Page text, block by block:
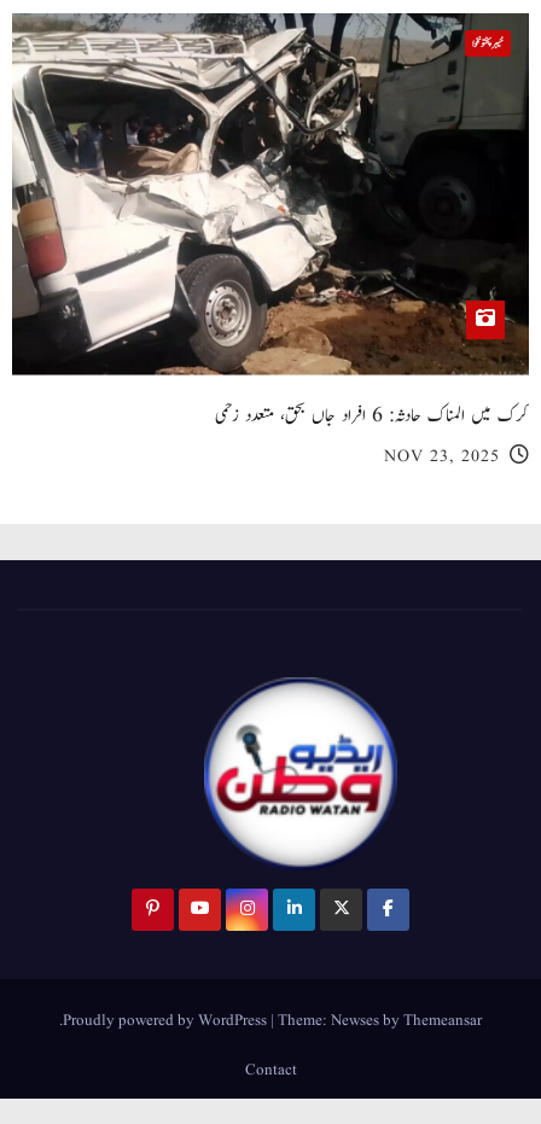
خیبر پختونخوا
کرک میں المناک حادثہ: 6 افراد جاں بحق، متعدد زخمی
NOV 23, 2025
Proudly powered by WordPress |Theme:NewsesbyThemeansar
.
Contact